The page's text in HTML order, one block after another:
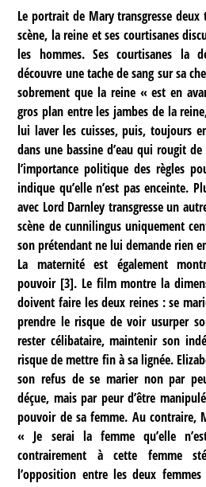
Le portrait de Mary transgresse deux
scène, la reine et ses courtisanes
les hommes. Ses courtisanes la
découvre une tache de sang sur sa
sobrement que la reine « est en
gros plan entre les jambes de la
lui laver les cuisses, puis, toujours
dans une bassine d’eau qui rougit
l’importance politique des règles
indique qu’elle n’est pas enceinte.
avec Lord Darnley transgresse un
scène de cunnilingus uniquement
son prétendant ne lui demande rien
La maternité est également
pouvoir[3]. Le film montre la
doivent faire les deux reines : se
prendre le risque de voir usurper
rester célibataire, maintenir son
risque de mettre fin à sa lignée.
son refus de se marier non par
déçue, mais par peur d’être
pouvoir de sa femme. Au contraire,
« Je serai la femme qu’elle
contrairement à cette femme
l’opposition entre les deux